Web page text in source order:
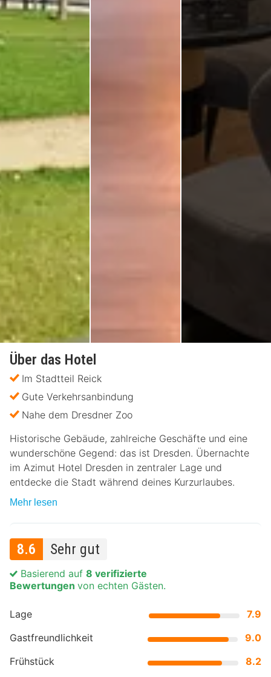
Über das Hotel
Im Stadtteil Reick
Gute Verkehrsanbindung
Nahe dem Dresdner Zoo
Historische Gebäude, zahlreiche Geschäfte und eine
wunderschöne Gegend: das ist Dresden. Übernachte
im Azimut Hotel Dresden in zentraler Lage und
entdecke die Stadt während deines Kurzurlaubes.
Mehr lesen
8.6 Sehr gut
Lage
7.9
Gastfreundlichkeit
9.0
Frühstück
8.2
Basierend auf 8 verifizierte
Bewertungen von echten Gästen.